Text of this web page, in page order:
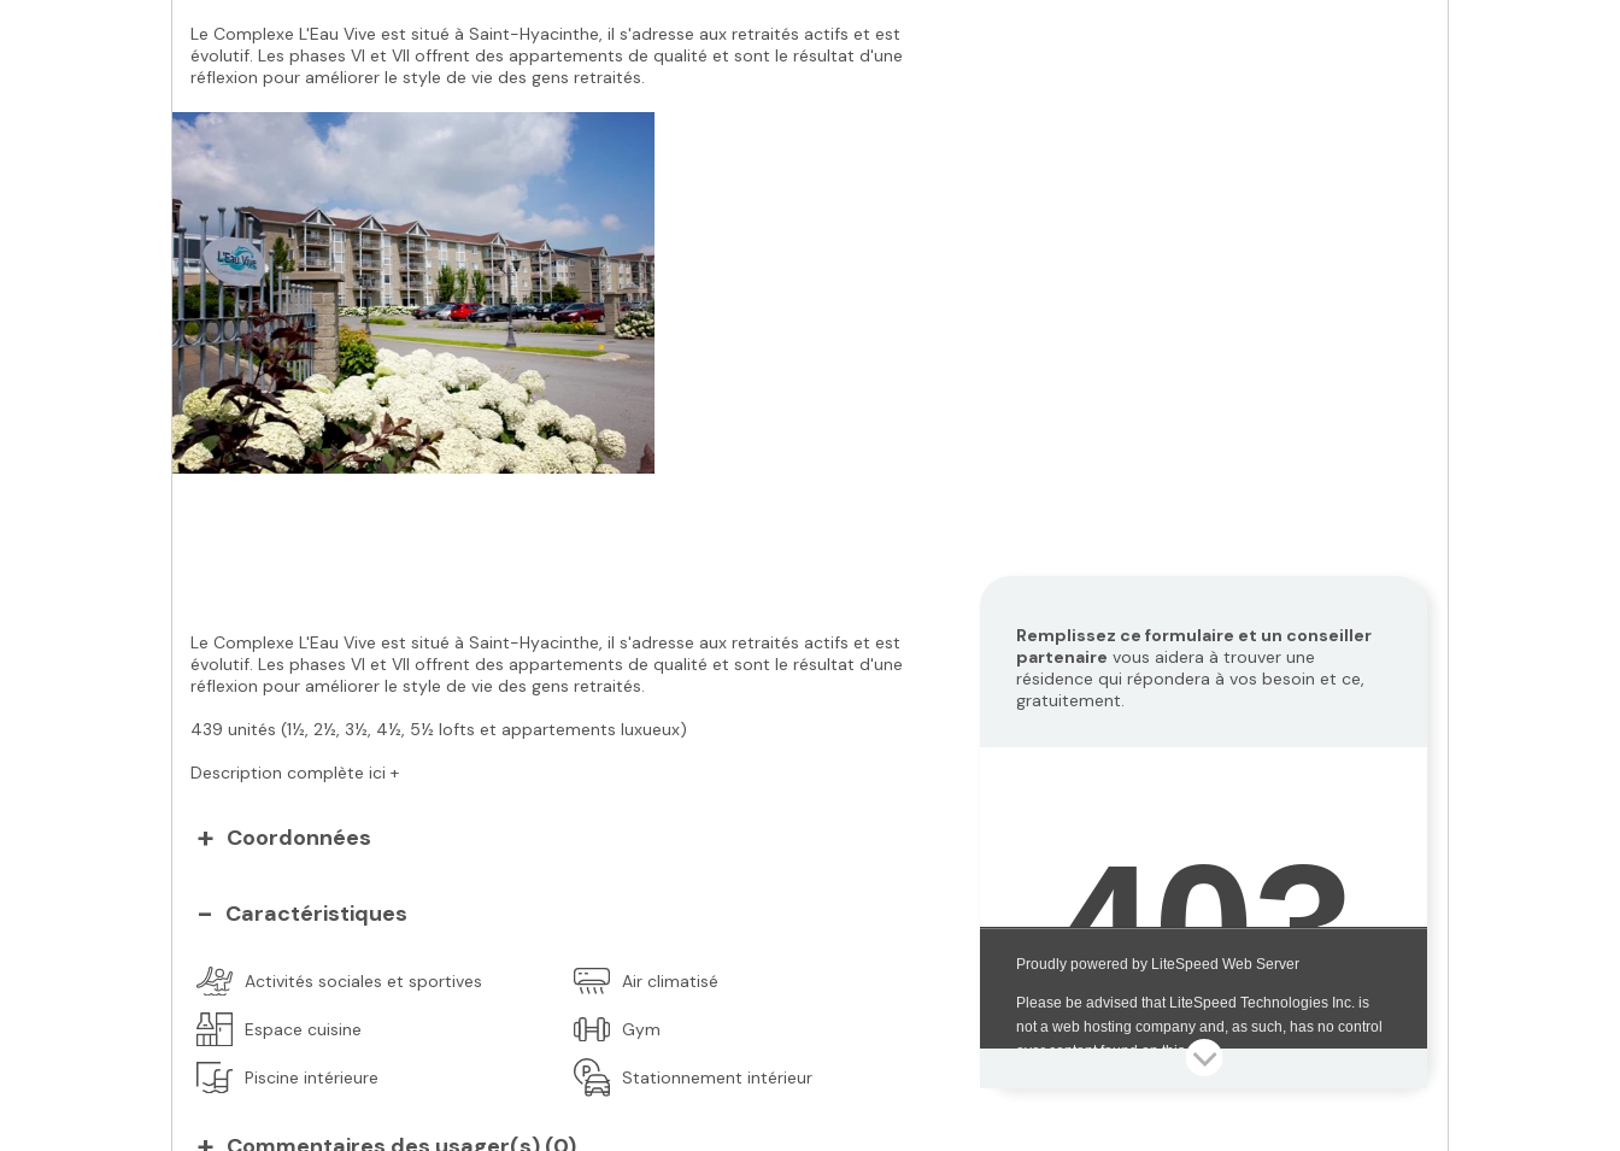
Le Complexe L'Eau Vive est situé à Saint-Hyacinthe, il s'adresse aux retraités actifs et est
évolutif. Les phases VI et VII offrent des appartements de qualité et sont le résultat d'une
réflexion pour améliorer le style de vie des gens retraités.
Le Complexe L'Eau Vive est situé à Saint-Hyacinthe, il s'adresse aux retraités actifs et est
évolutif. Les phases VI et VII offrent des appartements de qualité et sont le résultat d'une
réflexion pour améliorer le style de vie des gens retraités.
439 unités (1½, 2½, 3½, 4½, 5½ lofts et appartements luxueux)
Description complète ici +
Coordonnées
Caractéristiques
Activités sociales et sportives Air climatisé
Espace cuisine Gym
Piscine intérieure Stationnement intérieur
Remplissez ce formulaire et un conseiller
partenaire vous aidera à trouver une
résidence qui répondera à vos besoin et ce,
gratuitement.